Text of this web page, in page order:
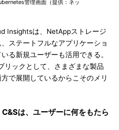
管理画面（提供：ネッ
Insightsは、NetAppストレージ
ステートフルなアプリケーショ
る新規ユーザーも活用できる。
リックとして、さまざまな製品
で展開しているからこそのメリ
は、ユーザーに何をもたら